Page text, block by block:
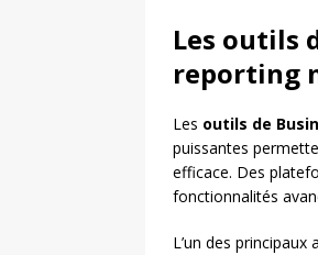
Les outils
reporting
Les outils de
puissantes
efficace. Des
fonctionnalités
L’un des